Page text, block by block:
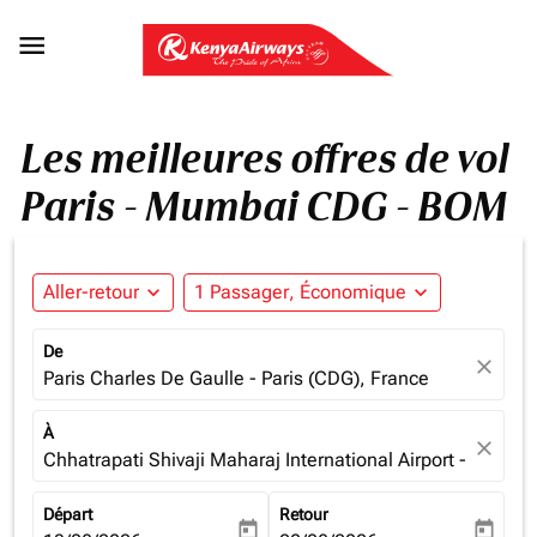

Les meilleures offres de vol
Paris - Mumbai CDG - BOM
Aller-retour expand_more 1 Passager, Économique expand_more
De
Paris Charles De Gaulle - Paris (CDG), France close
À
Chhatrapati Shivaji Maharaj International Airport - close
Départ
today
Retour
today